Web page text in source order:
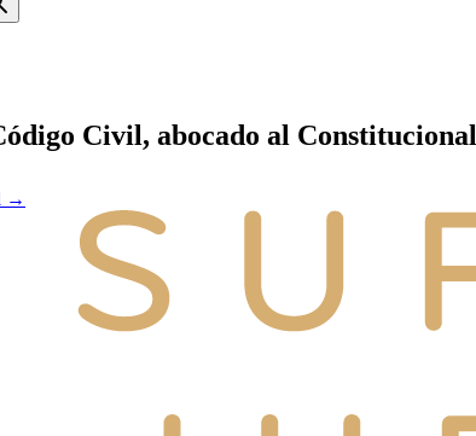
Civil, abocado al Constitucional
→